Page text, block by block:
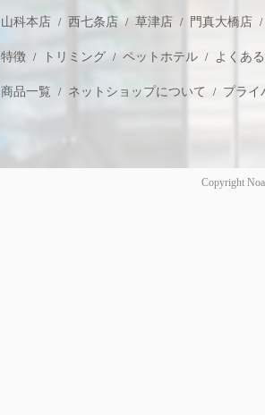
山科本店 西七条店 草津店 門真大橋店
特徴 トリミング ペットホテル よくあ
商品一覧 ネットショップについて プライ
Copyright